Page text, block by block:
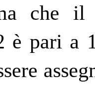
che il
è pari a